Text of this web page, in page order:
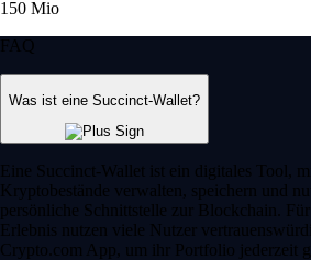
150 Mio
FAQ
Was ist eine Succinct-Wallet?
Eine Succinct-Wallet ist ein digitales Tool,
Kryptobestände verwalten, speichern und
persönliche Schnittstelle zur Blockchain.
Erlebnis nutzen viele Nutzer
Crypto.com App, um ihr Portfolio jederzeit